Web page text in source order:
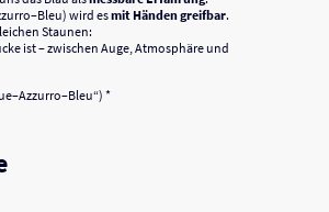
wird esmit Händen greifbar.
Staunen:
ist – zwischen Auge, Atmosphäre und
*